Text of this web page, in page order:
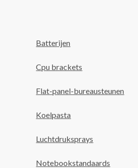
Batterijen
Cpu brackets
Flat-panel-bureausteunen
Koelpasta
Luchtdruksprays
Notebookstandaards